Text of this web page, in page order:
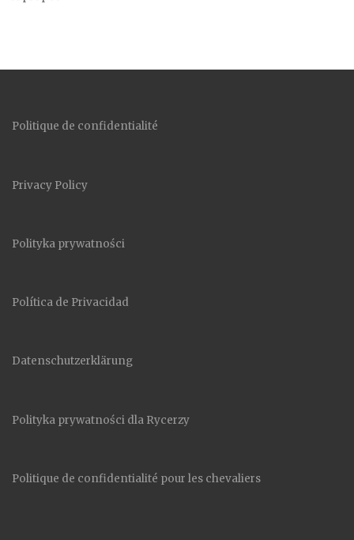
Politique de confidentialité
Privacy Policy
Polityka prywatności
Política de Privacidad
Datenschutzerklärung
Polityka prywatności dla Rycerzy
Politique de confidentialité pour les chevaliers